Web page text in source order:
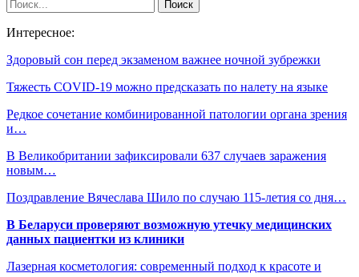
Интересное:
Здоровый сон перед экзаменом важнее ночной зубрежки
Тяжесть COVID-19 можно предсказать по налету на языке
Редкое сочетание комбинированной патологии органа зрения
и…
В Великобритании зафиксировали 637 случаев заражения
новым…
Поздравление Вячеслава Шило по случаю 115-летия со дня…
В Беларуси проверяют возможную утечку медицинских
данных пациентки из клиники
Лазерная косметология: современный подход к красоте и